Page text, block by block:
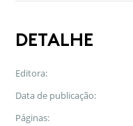
DETALHE
Editora:
Data de publicação:
Páginas: